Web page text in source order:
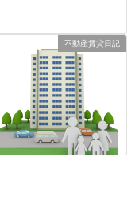
不動産賃貸日記